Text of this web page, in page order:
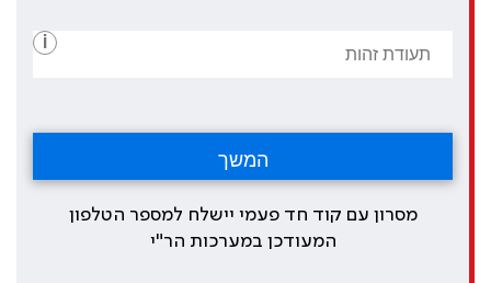
i
מסרון עם קוד חד פעמי יישלח למספר הטלפון
המעודכן במערכות הר"י